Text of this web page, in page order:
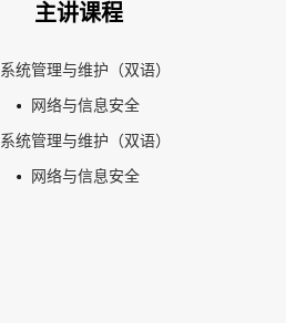
主讲课程
系统管理与维护（双语）
网络与信息安全
系统管理与维护（双语）
网络与信息安全